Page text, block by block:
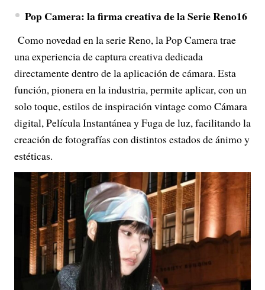
Pop Camera: la firma creativa de la Serie Reno16
Como novedad en la serie Reno, la Pop Camera trae
una experiencia de captura creativa dedicada
directamente dentro de la aplicación de cámara. Esta
función, pionera en la industria, permite aplicar, con un
solo toque, estilos de inspiración vintage como Cámara
digital, Película Instantánea y Fuga de luz, facilitando la
creación de fotografías con distintos estados de ánimo y
estéticas.